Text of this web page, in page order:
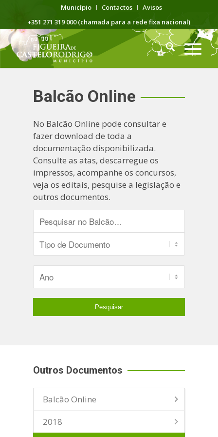
Município Contactos
Avisos
+351 271 319 000 (chamada para a rede fixa nacional)
Balcão Online
No Balcão Online pode consultar e
fazer download de toda a
documentação disponibilizada.
Consulte as atas, descarregue os
impressos, acompanhe os concursos,
veja os editais, pesquise a legislação e
outros documentos.
Outros Documentos
Balcão Online
2018